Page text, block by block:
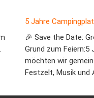
5 Jahre
🎉 Save the Date:
Grund zum
möchten wir
Festzelt, Musik und